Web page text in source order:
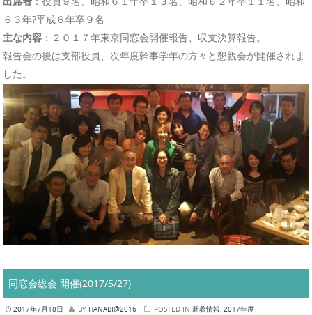
６３年?平成６年卒９名
主な内容 ：２０１７年東京同窓会開催報告、収支決算報告。
報告会の後は支部役員、次年度幹事学年の方々と懇親会が開催されま
した。
同窓会総会 開催(2017/5/27)
2017年7月18日 BY HANABI@2016 POSTED IN 新着情報, 2017年度